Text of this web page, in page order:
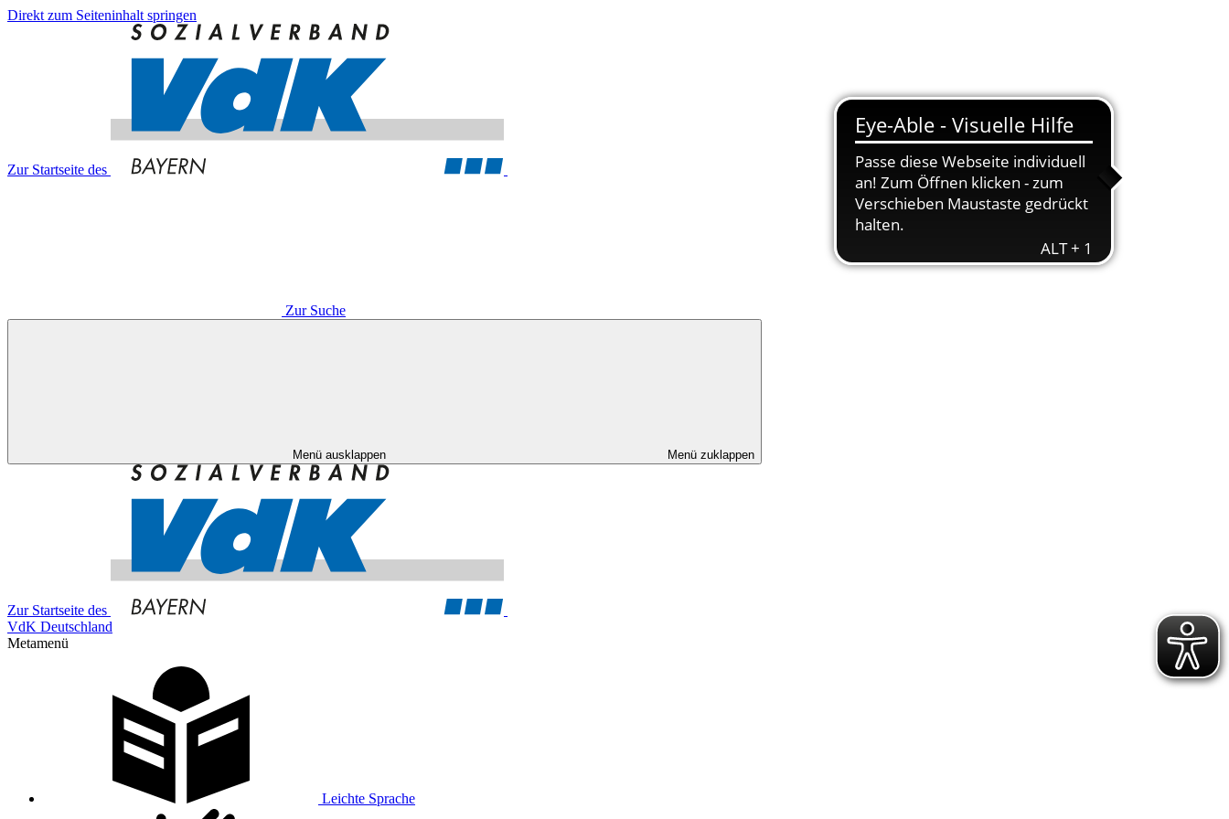
Direkt zum Seiteninhalt springen
Zur Startseite des
Zur Suche
Menü ausklappen Menü zuklappen
Zur Startseite des
VdK Deutschland
Metamenü
Leichte Sprache